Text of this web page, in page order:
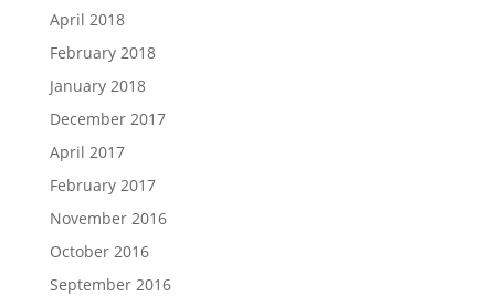
April 2018
February 2018
January 2018
December 2017
April 2017
February 2017
November 2016
October 2016
September 2016